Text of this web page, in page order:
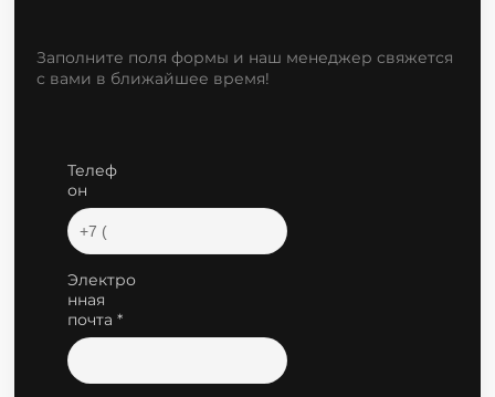
Заполните поля формы и наш менеджер свяжется
с вами в ближайшее время!
Телеф
он
Электро
нная
почта *